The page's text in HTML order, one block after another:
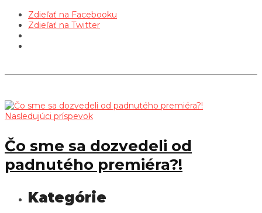
Zdieľať na Facebooku
Zdieľať na Twitter
Nasledujúci príspevok
Čo sme sa dozvedeli od
padnutého premiéra?!